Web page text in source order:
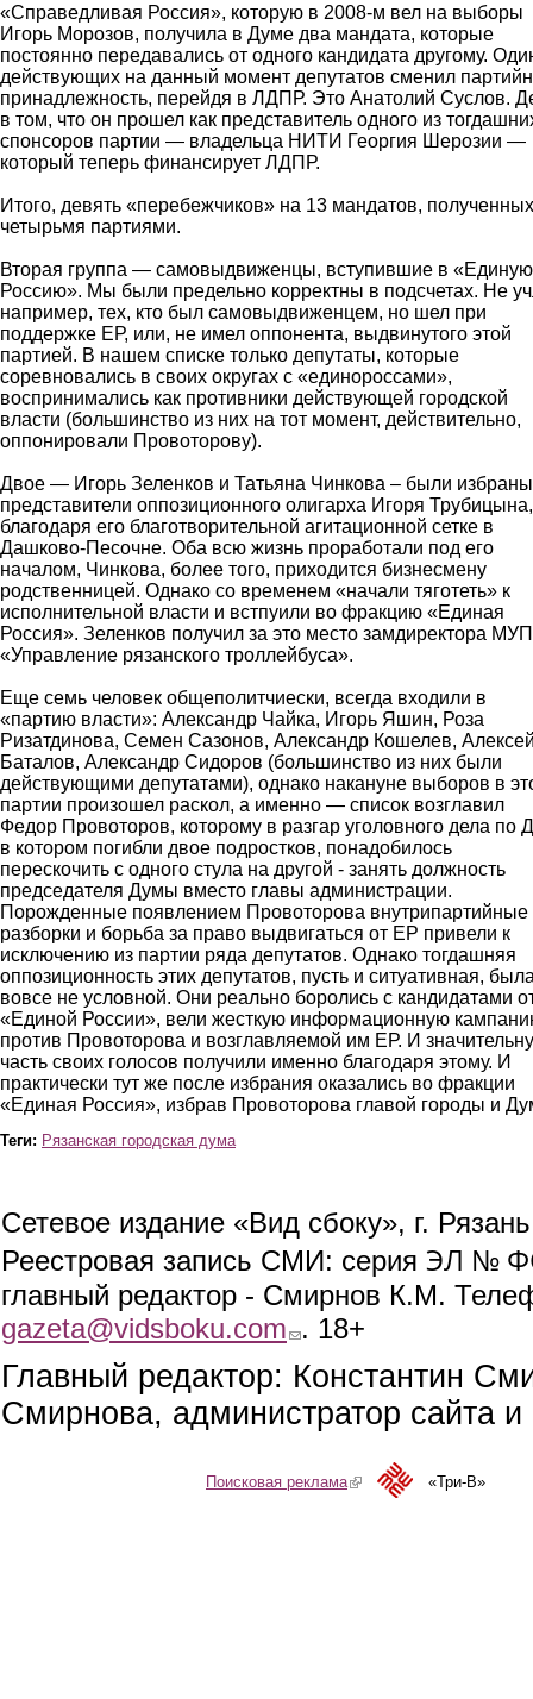
«Справедливая Россия», которую в 2008-м вел на выборы
Игорь Морозов, получила в Думе два мандата, которые
постоянно передавались от одного кандидата другому.
действующих на данный момент депутатов сменил
принадлежность, перейдя в ЛДПР. Это Анатолий Суслов.
в том, что он прошел как представитель одного из
спонсоров партии — владельца НИТИ Георгия Шерозии —
который теперь финансирует ЛДПР.
Итого, девять «перебежчиков» на 13 мандатов, полученных
четырьмя партиями.
Вторая группа — самовыдвиженцы, вступившие в «Единую
Россию». Мы были предельно корректны в подсчетах. Не
например, тех, кто был самовыдвиженцем, но шел при
поддержке ЕР, или, не имел оппонента, выдвинутого этой
партией. В нашем списке только депутаты, которые
соревновались в своих округах с «единороссами»,
воспринимались как противники действующей городской
власти (большинство из них на тот момент, действительно,
оппонировали Провоторову).
Двое — Игорь Зеленков и Татьяна Чинкова – были избраны
представители оппозиционного олигарха Игоря Трубицына,
благодаря его благотворительной агитационной сетке в
Дашково-Песочне. Оба всю жизнь проработали под его
началом, Чинкова, более того, приходится бизнесмену
родственницей. Однако со временем «начали тяготеть» к
исполнительной власти и встпуили во фракцию «Единая
Россия». Зеленков получил за это место замдиректора МУП
«Управление рязанского троллейбуса».
Еще семь человек общеполитчиески, всегда входили в
«партию власти»: Александр Чайка, Игорь Яшин, Роза
Ризатдинова, Семен Сазонов, Александр Кошелев,
Баталов, Александр Сидоров (большинство из них были
действующими депутатами), однако накануне выборов в
партии произошел раскол, а именно — список возглавил
Федор Провоторов, которому в разгар уголовного дела по
в котором погибли двое подростков, понадобилось
перескочить с одного стула на другой - занять должность
председателя Думы вместо главы администрации.
Порожденные появлением Провоторова внутрипартийные
разборки и борьба за право выдвигаться от ЕР привели к
исключению из партии ряда депутатов. Однако тогдашняя
оппозиционность этих депутатов, пусть и ситуативная,
вовсе не условной. Они реально боролись с кандидатами
«Единой России», вели жесткую информационную
против Провоторова и возглавляемой им ЕР. И
часть своих голосов получили именно благодаря этому. И
практически тут же после избрания оказались во фракции
«Единая Россия», избрав Провоторова главой городы и
Теги: Рязанская городская дума
Сетевое издание «Вид сбоку», г.
Реестровая запись СМИ: серия ЭЛ №
главный редактор - Смирнов К.М.
gazeta@vidsboku.com (link sends e-mail)
. 18+
Главный редактор: Константин
Смирнова, администратор сайта
Поисковая реклама(link is external)«Три-В»